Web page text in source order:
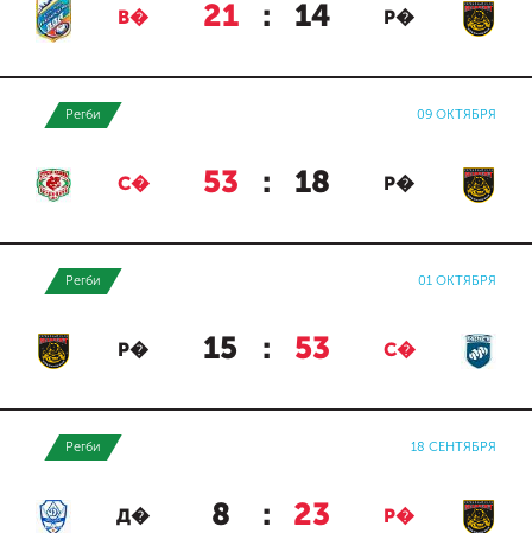
В� 21 : 14 Р�
Регби 09 ОКТЯБРЯ
С� 53 : 18 Р�
Регби 01 ОКТЯБРЯ
Р� 15 : 53 С�
Регби 18 СЕНТЯБРЯ
Д� 8 : 23 Р�